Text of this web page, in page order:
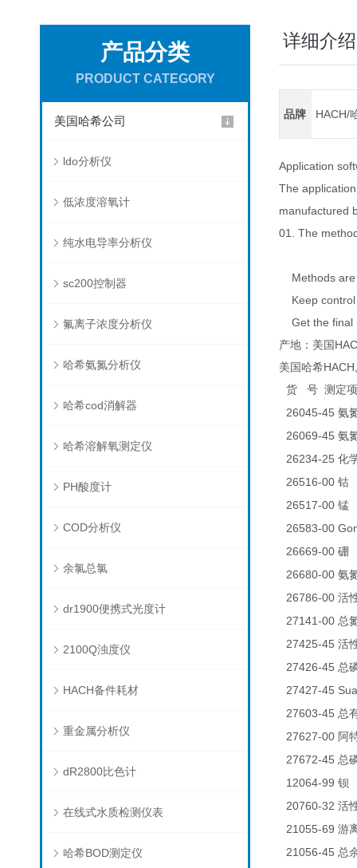
产品分类
PRODUCT CATEGORY
美国哈希公司
ldo分析仪
低浓度溶氧计
纯水电导率分析仪
sc200控制器
氟离子浓度分析仪
哈希氨氮分析仪
哈希cod消解器
哈希溶解氧测定仪
PH酸度计
COD分析仪
余氯总氯
dr1900便携式光度计
2100Q浊度仪
HACH备件耗材
重金属分析仪
dR2800比色计
在线式水质检测仪表
哈希BOD测定仪
详细介绍
品牌 HACH/
Application
The
manufactured
01. The
Methods are
Keep control
Get the final
产地：美国
美国哈希
货 号 测定
26045-45 氨
26069-45 氨
26234-25 化
26516-00 钴
26517-00 锰
26583-00
26669-00 硼
26680-00 氨
26786-00 活
27141-00 总
27425-45 活
27426-45 总
27427-45
27603-45 总
27627-00 阿
27672-45 总
12064-99 钡
20760-32 活
21055-69 游
21056-45 总